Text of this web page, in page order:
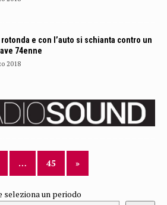
e con l’auto si schianta contro un
74enne
2018
… 45 »
seleziona un periodo